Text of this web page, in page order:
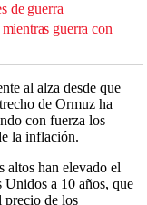
de guerra
guerra con
al alza desde que
de Ormuz ha
con fuerza los
la inflación.
altos han elevado el
Unidos a 10 años, que
precio de los